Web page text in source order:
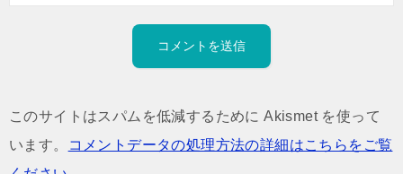
このサイトはスパムを低減するために Akismet を使って
います。
コメントデータの処理方法の詳細はこちらをご覧